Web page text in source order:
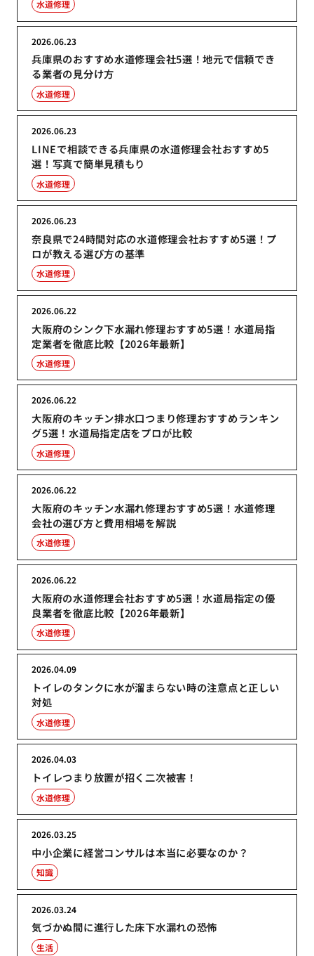
水道修理
兵庫県のおすすめ水道修理会社5選！地元で信頼でき
る業者の見分け方
2026.06.23
水道修理
LINEで相談できる兵庫県の水道修理会社おすすめ5
選！写真で簡単見積もり
2026.06.23
水道修理
奈良県で24時間対応の水道修理会社おすすめ5選！プ
ロが教える選び方の基準
2026.06.23
水道修理
大阪府のシンク下水漏れ修理おすすめ5選！水道局指
定業者を徹底比較【2026年最新】
2026.06.22
水道修理
大阪府のキッチン排水口つまり修理おすすめランキン
グ5選！水道局指定店をプロが比較
2026.06.22
水道修理
大阪府のキッチン水漏れ修理おすすめ5選！水道修理
会社の選び方と費用相場を解説
2026.06.22
水道修理
大阪府の水道修理会社おすすめ5選！水道局指定の優
良業者を徹底比較【2026年最新】
2026.06.22
水道修理
トイレのタンクに水が溜まらない時の注意点と正しい
対処
2026.04.09
水道修理
トイレつまり放置が招く二次被害！
2026.04.03
水道修理
中小企業に経営コンサルは本当に必要なのか？
2026.03.25
知識
気づかぬ間に進行した床下水漏れの恐怖
2026.03.24
生活